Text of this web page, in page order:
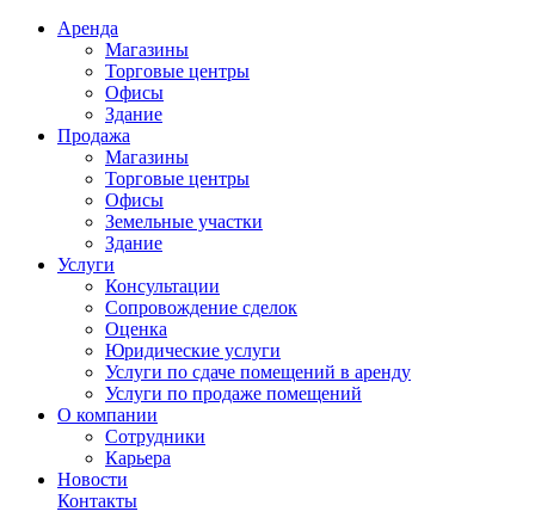
Аренда
Магазины
Торговые центры
Офисы
Здание
Продажа
Магазины
Торговые центры
Офисы
Земельные участки
Здание
Услуги
Консультации
Сопровождение сделок
Оценка
Юридические услуги
Услуги по сдаче помещений в аренду
Услуги по продаже помещений
О компании
Сотрудники
Карьера
Новости
Контакты